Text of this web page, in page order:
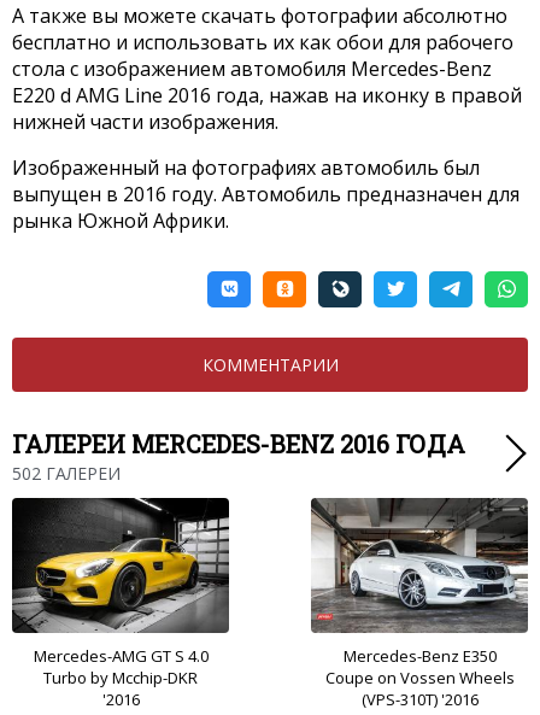
А также вы можете скачать фотографии абсолютно
бесплатно и использовать их как обои для рабочего
стола с изображением автомобиля Mercedes-Benz
E220 d AMG Line 2016 года, нажав на иконку в правой
нижней части изображения.
Изображенный на фотографиях автомобиль был
выпущен в 2016 году. Автомобиль предназначен для
рынка Южной Африки.
КОММЕНТАРИИ
ГАЛЕРЕИ MERCEDES-BENZ 2016 ГОДА
502 ГАЛЕРЕИ
Mercedes-AMG GT S 4.0
Turbo by Mcchip-DKR
'2016
Mercedes-Benz E350
Coupe on Vossen Wheels
(VPS-310T) '2016